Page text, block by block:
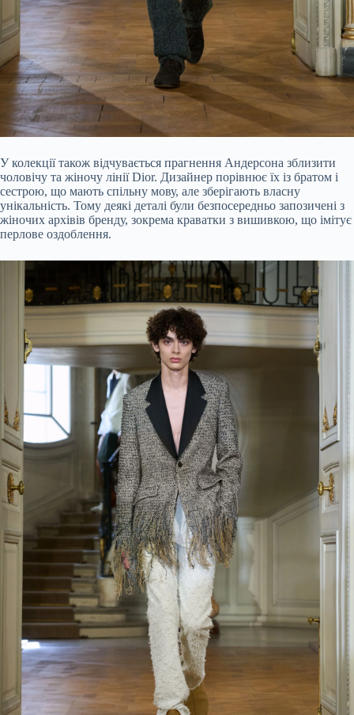
У колекції також відчувається прагнення Андерсона зблизити
чоловічу та жіночу лінії Dior. Дизайнер порівнює їх із братом і
сестрою, що мають спільну мову, але зберігають власну
унікальність. Тому деякі деталі були безпосередньо запозичені з
жіночих архівів бренду, зокрема краватки з вишивкою, що імітує
перлове оздоблення.